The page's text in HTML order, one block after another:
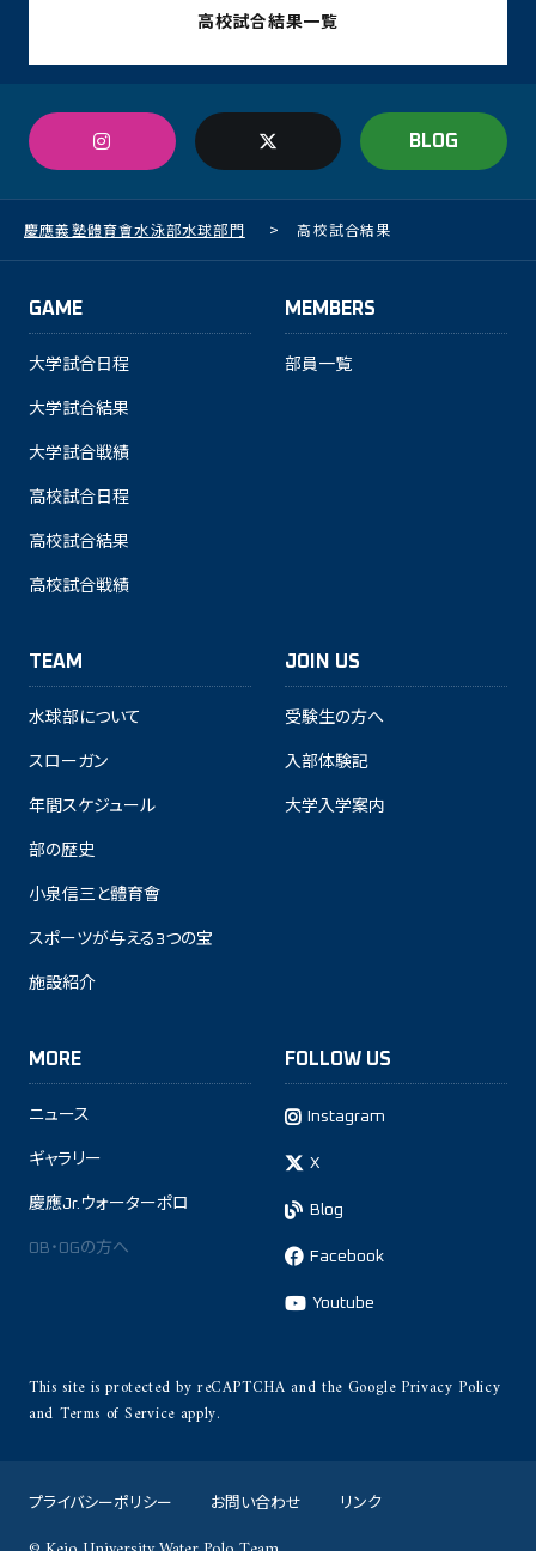
高校試合結果一覧
BLOG
慶應義塾體育會水泳部水球部門 > 高校試合結果
GAME
大学試合日程
大学試合結果
大学試合戦績
高校試合日程
高校試合結果
高校試合戦績
MEMBERS
部員一覧
TEAM
水球部について
スローガン
年間スケジュール
部の歴史
小泉信三と體育會
スポーツが与える3つの宝
施設紹介
JOIN US
受験生の方へ
入部体験記
大学入学案内
MORE
ニュース
ギャラリー
慶應Jr.ウォーターポロ
OB・OGの方へ
FOLLOW US
Instagram
X
Blog
Facebook
Youtube
This site is protected by reCAPTCHA and the Google Privacy Policy
and Terms of Service apply.
プライバシーポリシー お問い合わせ リンク